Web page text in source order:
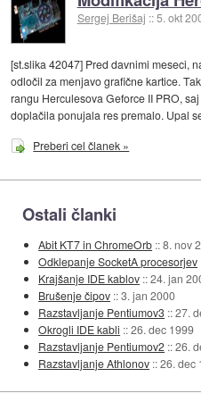
Sergej Berišaj ::5. okt
[st.slika 42047] Pred davnimi meseci,
odločil za menjavo grafične kartice.
rangu Herculesova Geforce II PRO,
doplačila ponujala res premalo. Upal
Preberi cel članek »
Ostali članki
Abit KT7 in ChromeOrb ::8. nov
Odklepanje SocketA procesorjev
Krajšanje IDE kablov ::24. jan
Brušenje čipov ::3. jan 2000
Razstavljanje Pentiumov3 ::27.
Okrogli IDE kabli ::26. dec 1999
Razstavljanje Pentiumov2 ::26.
Razstavljanje Athlonov ::26. dec